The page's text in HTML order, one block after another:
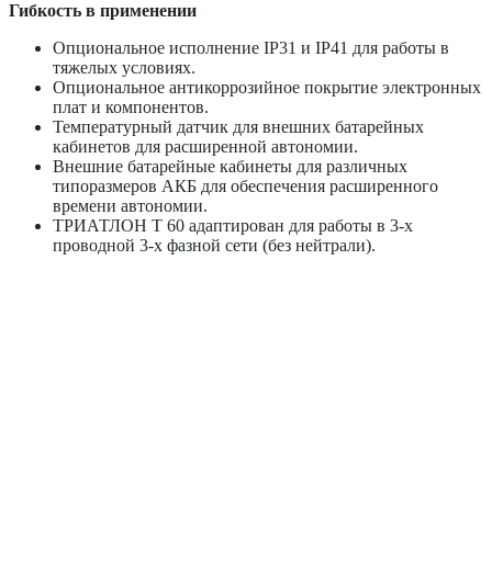
Гибкость в применении
Опциональное исполнение IP31 и IP41 для работы в
тяжелых условиях.
Опциональное антикоррозийное покрытие электронных
плат и компонентов.
Температурный датчик для внешних батарейных
кабинетов для расширенной автономии.
Внешние батарейные кабинеты для различных
типоразмеров АКБ для обеспечения расширенного
времени автономии.
ТРИАТЛОН Т 60 адаптирован для работы в 3-х
проводной 3-х фазной сети (без нейтрали).